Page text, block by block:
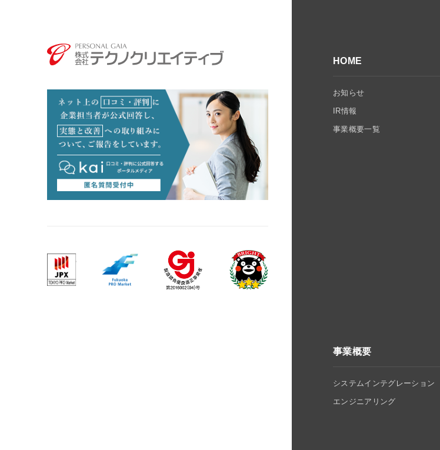
HOME
お知らせ
IR情報
事業概要一覧
事業概要
システムインテグレーション
エンジニアリング